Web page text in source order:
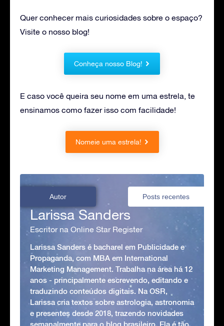
Quer conhecer mais curiosidades sobre o espaço?
Visite o nosso blog!
Conheça nosso Blog!
E caso você queira seu nome em uma estrela, te
ensinamos como fazer isso com facilidade!
Nomeie uma estrela!
Autor Posts recentes
Larissa Sanders
Escritor na Online Star Register
Larissa Sanders é bacharel em Publicidade e
Propaganda, com MBA em International
Marketing Management. Trabalha na área há 12
anos - principalmente escrevendo, editando e
traduzindo conteúdos digitais. Na OSR,
Larissa cria textos sobre astrologia, astronomia
e presentes desde 2018, trazendo novidades
semanalmente para o blog brasileiro. Ela é tão